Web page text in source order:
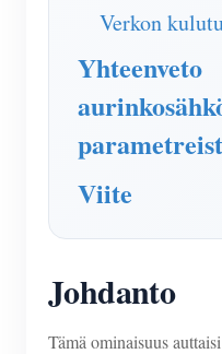
Asiakirja
FAQ
Uutiset
Kehittäjä
Tutkia
Palkinto-
Ottaa yhteyttä
Meistä
Verkon
Yhteenveto
Viite
Johdanto
Tämä ominaisuus